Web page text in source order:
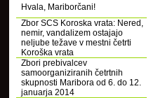
Hvala, Mariborčani!
Zbor SCS Koroska vrata: Nered,
nemir, vandalizem ostajajo
neljube težave v mestni četrti
Koroška vrata
Zbori prebivalcev
samoorganiziranih četrtnih
skupnosti Maribora od 6. do 12.
januarja 2014